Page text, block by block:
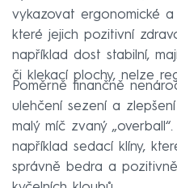
vykazovat ergonomické a
které jejich pozitivní
například dost stabilní,
či klekací plochy, nelze
Poměrně finančně
ulehčení sezení a
malý míč zvaný
například sedací klíny,
správně bedra a